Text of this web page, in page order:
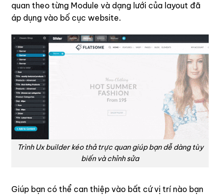
quan theo từng Module và dạng lưới của layout đã
áp dụng vào bố cục website.
Trình Ux builder kéo thả trực quan giúp bạn dễ dàng tùy
biến và chỉnh sửa
Giúp bạn có thể can thiệp vào bất cứ vị trí nào bạn